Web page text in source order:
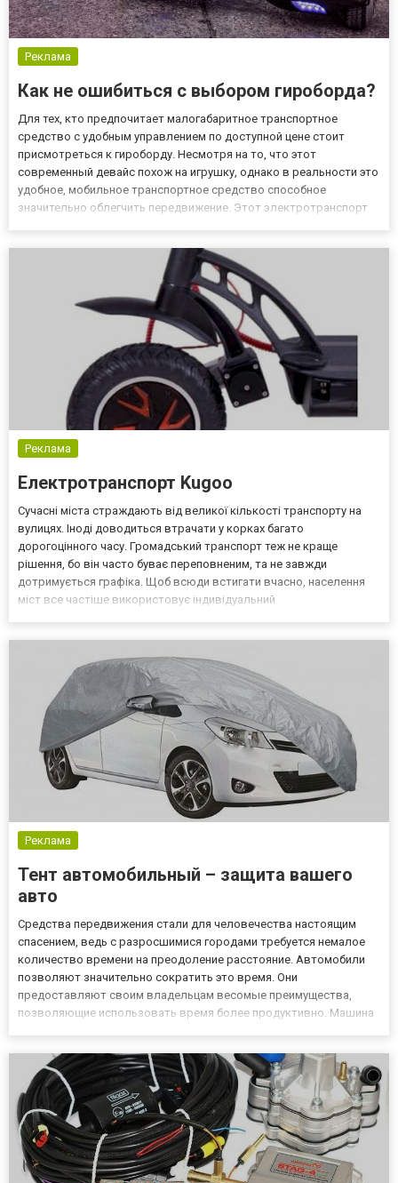
Реклама
Как не ошибиться с выбором гироборда?
Для тех, кто предпочитает малогабаритное транспортное
средство с удобным управлением по доступной цене стоит
присмотреться к гироборду. Несмотря на то, что этот
современный девайс похож на игрушку, однако в реальности это
удобное, мобильное транспортное средство способное
значительно облегчить передвижение. Этот электротранспорт
абсолютной свободой. Гиро...
Реклама
Електротранспорт Kugoo
Сучасні міста страждають від великої кількості транспорту на
вулицях. Іноді доводиться втрачати у корках багато
дорогоцінного часу. Громадський транспорт теж не краще
рішення, бо він часто буває переповненим, та не завжди
дотримується графіка. Щоб всюди встигати вчасно, населення
міст все частіше використовує індивідуальний
Реклама
Тент автомобильный – защита вашего
авто
Средства передвижения стали для человечества настоящим
спасением, ведь с разросшимися городами требуется немалое
количество времени на преодоление расстояние. Автомобили
позволяют значительно сократить это время. Они
предоставляют своим владельцам весомые преимущества,
позволяющие использовать время более продуктивно. Машина
потребуется п...